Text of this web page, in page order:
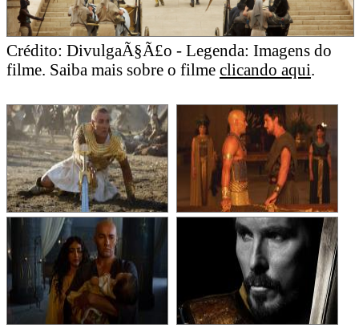
Crédito: DivulgaÃ§Ã£o - Legenda: Imagens do
filme. Saiba mais sobre o filme clicando aqui.